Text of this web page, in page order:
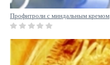
Профитроли с миндальным кремом